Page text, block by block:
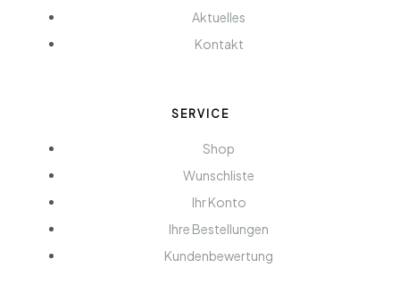
Aktuelles
Kontakt
SERVICE
Shop
Wunschliste
Ihr Konto
Ihre Bestellungen
Kundenbewertung